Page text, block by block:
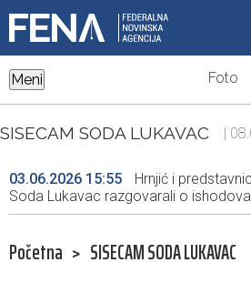
Meni Foto
SISECAM SODA LUKAVAC |
03.06.2026 15:55
Hrnjić i
Soda Lukavac razgovarali o
Početna > SISECAM SODA LUKAVAC